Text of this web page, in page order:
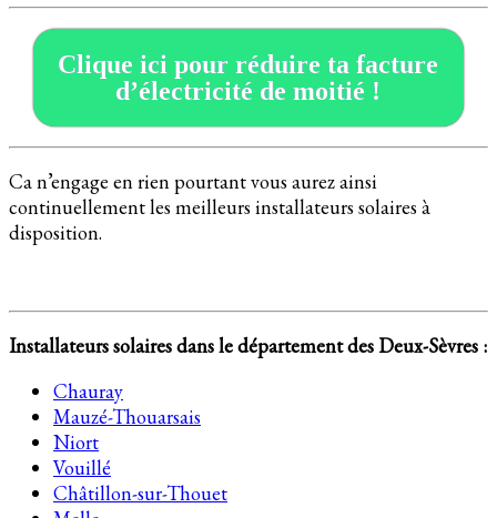
Clique ici pour réduire ta facture
d’électricité de moitié !
Ca n’engage en rien pourtant vous aurez ainsi
continuellement les meilleurs installateurs solaires à
disposition.
Installateurs solaires dans le département des Deux-Sèvres :
Chauray
Mauzé-Thouarsais
Niort
Vouillé
Châtillon-sur-Thouet